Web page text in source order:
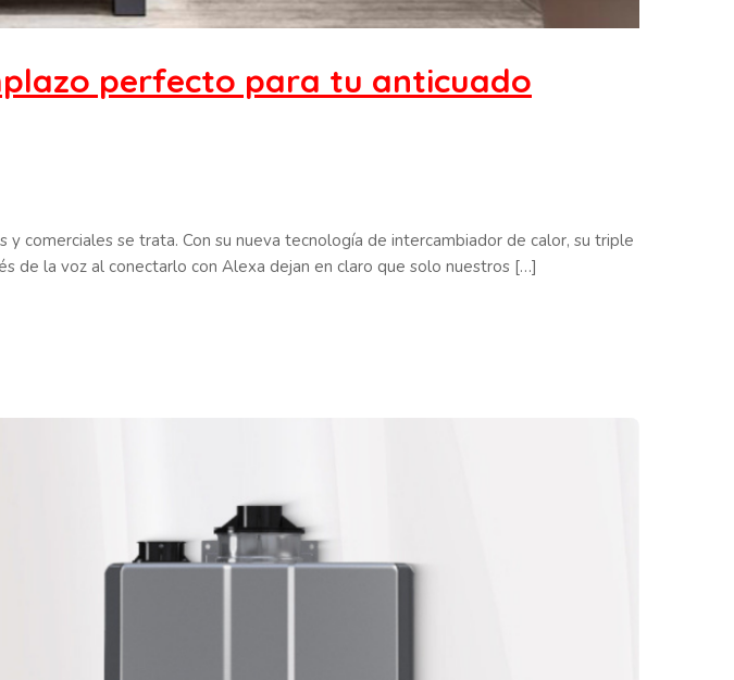
perfecto para tu anticuado
comerciales se trata. Con su nueva tecnología de intercambiador de calor, su triple
de la voz al conectarlo con Alexa dejan en claro que solo nuestros […]